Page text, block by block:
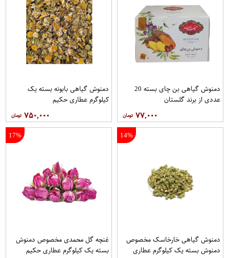
دمنوش گیاهی بن چای بسته 20
عددی از برند گلستان
۷۷,۰۰۰
دمنوش گیاهی بابونه بسته یک
کیلوگرم عطاری حکیم
۷۵۰,۰۰۰
14%
دمنوش گیاهی خارخاسک مخصوص
دمنوش بسته یک کیلوگرم عطاری
17%
غنچه گل محمدی مخصوص دمنوش
بسته یک کیلوگرم عطاری حکیم